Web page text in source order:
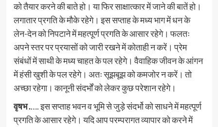
को तैयार करने की बाते हो। या फिर साक्षात्कार में जाने की बातें हो।
लगातार प्रगति के मौके रहेगे। इस सप्ताह के मध्य भाग में धन के
लेन-देन को निपटाने में महत्पूर्ण प्रगति के आसार रहेगे। फलतः
अपने स्तर पर प्रयासों को जारी रखने में कोताही न करें। प्रेम
संबंधों में साथी के मध्य चाहत के पल रहेगे। वैवाहिक जीवन के आंगन
में हंसी खुशी के पल रहेगे। अतः सूझबूझ को कमजोर न करें। तो
अच्छा रहेगा। कानूनी संदर्भों को लेकर कुछ परेशान रहेगे।
वृषभ .…. इस सप्ताह भवन व भूमि से जुड़े संदर्भो को साधने में महत्पूर्ण
प्रगति के आसार रहेगे। यदि आप परम्परागत व्यापार को करने में